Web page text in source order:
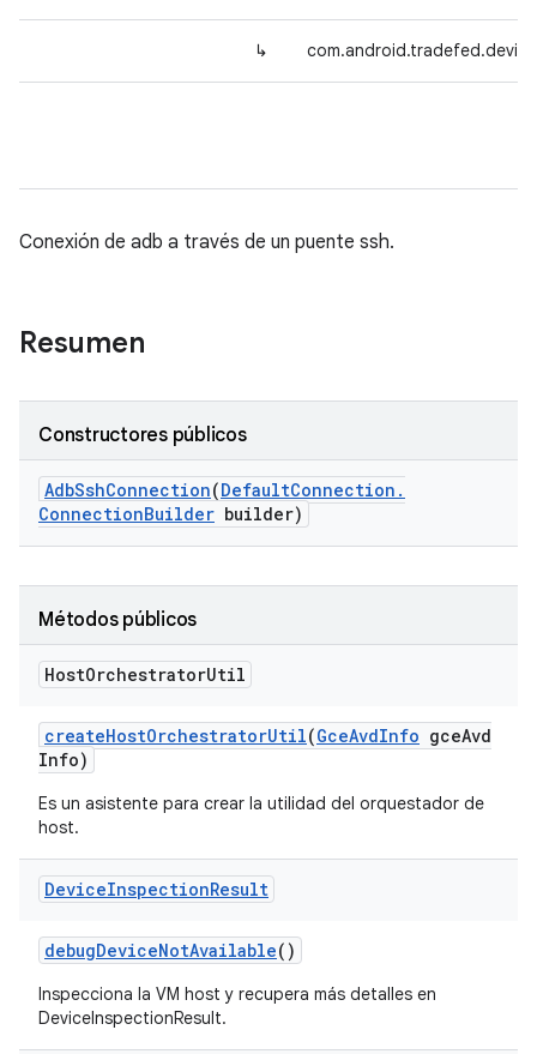
↳
Conexión de adb a través de un puente ssh.
Resumen
Constructores públicos
AdbSshConnection(DefaultConnection .
ConnectionBuilder builder)
Métodos públicos
HostOrchestratorUtil
createHostOrchestratorUtil(GceAvdInfo gceAvd
Info)
Es un asistente para crear la utilidad del orquestador de
host.
DeviceInspectionResult
debugDeviceNotAvailable()
Inspecciona la VM host y recupera más detalles en
DeviceInspectionResult.